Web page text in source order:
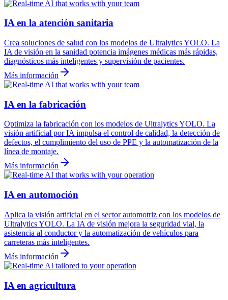
IA en la atención sanitaria
Crea soluciones de salud con los modelos de Ultralytics YOLO. La
IA de visión en la sanidad potencia imágenes médicas más rápidas,
diagnósticos más inteligentes y supervisión de pacientes.
Más información
IA en la fabricación
Optimiza la fabricación con los modelos de Ultralytics YOLO. La
visión artificial por IA impulsa el control de calidad, la detección de
defectos, el cumplimiento del uso de PPE y la automatización de la
línea de montaje.
Más información
IA en automoción
Aplica la visión artificial en el sector automotriz con los modelos de
Ultralytics YOLO. La IA de visión mejora la seguridad vial, la
asistencia al conductor y la automatización de vehículos para
carreteras más inteligentes.
Más información
IA en agricultura